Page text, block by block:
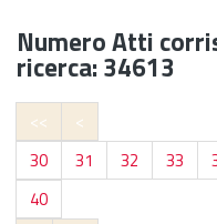
Numero Atti
ricerca: 34613
<<
<
30
31 32 33
40